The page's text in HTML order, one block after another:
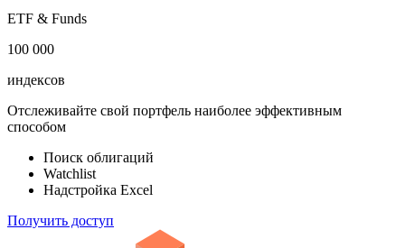
ETF & Funds
100 000
индексов
Отслеживайте свой портфель наиболее эффективным
способом
Поиск облигаций
Watchlist
Надстройка Excel
Получить доступ